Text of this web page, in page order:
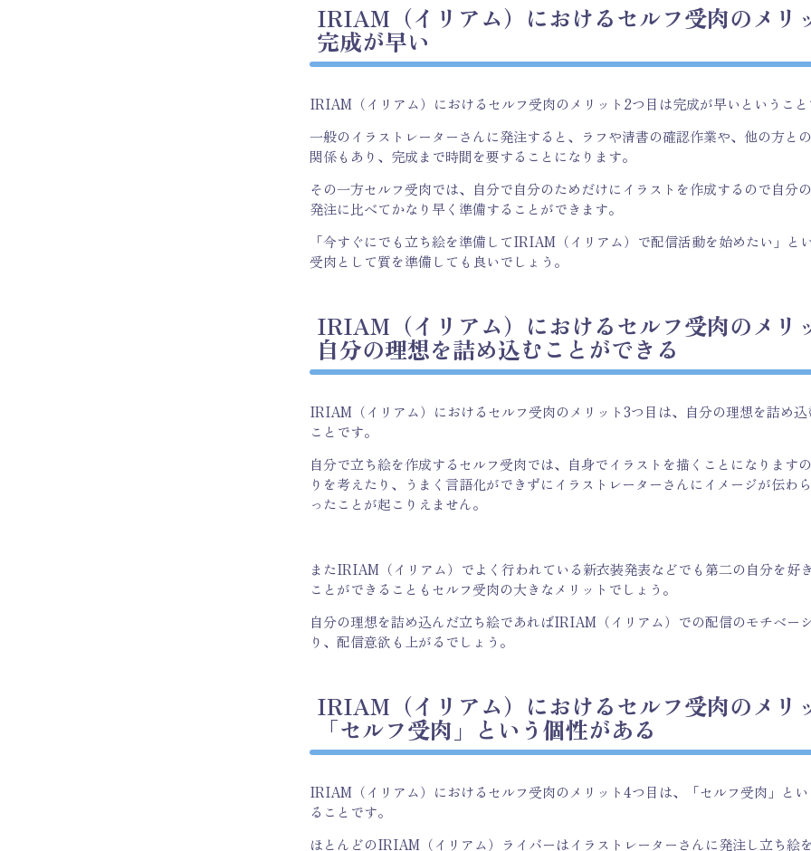
IRIAM（イリアム）におけるセルフ受肉のメリ
完成が早い
IRIAM（イリアム）におけるセルフ受肉のメリット2つ目は完成が早いというこ
一般のイラストレーターさんに発注すると、ラフや清書の確認作業や、他の方と
関係もあり、完成まで時間を要することになります。
その一方セルフ受肉では、自分で自分のためだけにイラストを作成するので自分
発注に比べてかなり早く準備することができます。
「今すぐにでも立ち絵を準備してIRIAM（イリアム）で配信活動を始めたい」と
受肉として質を準備しても良いでしょう。
IRIAM（イリアム）におけるセルフ受肉のメリ
自分の理想を詰め込むことができる
IRIAM（イリアム）におけるセルフ受肉のメリット3つ目は、自分の理想を詰め
ことです。
自分で立ち絵を作成するセルフ受肉では、自身でイラストを描くことになります
りを考えたり、うまく言語化ができずにイラストレーターさんにイメージが伝わ
ったことが起こりえません。
またIRIAM（イリアム）でよく行われている新衣装発表などでも第二の自分を好
ことができることもセルフ受肉の大きなメリットでしょう。
自分の理想を詰め込んだ立ち絵であればIRIAM（イリアム）での配信のモチベー
り、配信意欲も上がるでしょう。
IRIAM（イリアム）におけるセルフ受肉のメリ
「セルフ受肉」という個性がある
IRIAM（イリアム）におけるセルフ受肉のメリット4つ目は、「セルフ受肉」と
ることです。
ほとんどのIRIAM（イリアム）ライバーはイラストレーターさんに発注し立ち絵